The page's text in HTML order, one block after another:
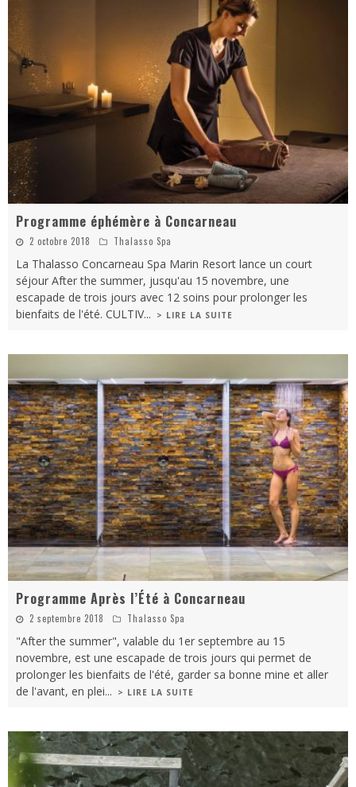
Programme éphémère à Concarneau
2 octobre 2018 Thalasso Spa
La Thalasso Concarneau Spa Marin Resort lance un court
séjour After the summer, jusqu'au 15 novembre, une
escapade de trois jours avec 12 soins pour prolonger les
bienfaits de l'été. CULTIV... > LIRE LA SUITE
Programme Après l’Été à Concarneau
2 septembre 2018 Thalasso Spa
"After the summer", valable du 1er septembre au 15
novembre, est une escapade de trois jours qui permet de
prolonger les bienfaits de l'été, garder sa bonne mine et aller
de l'avant, en plei... > LIRE LA SUITE